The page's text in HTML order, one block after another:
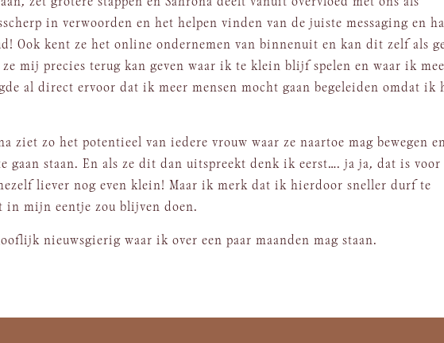
in verwoorden en het helpen vinden van de juiste messaging en
Ook kent ze het online ondernemen van binnenuit en kan dit zelf als
mij precies terug kan geven waar ik te klein blijf spelen en waar ik
al direct ervoor dat ik meer mensen mocht gaan begeleiden omdat ik
ziet zo het potentieel van iedere vrouw waar ze naartoe mag bewegen
gaan staan. En als ze dit dan uitspreekt denk ik eerst…. ja ja, dat is voor
liever nog even klein! Maar ik merk dat ik hierdoor sneller durf te
in mijn eentje zou blijven doen.
nieuwsgierig waar ik over een paar maanden mag staan.